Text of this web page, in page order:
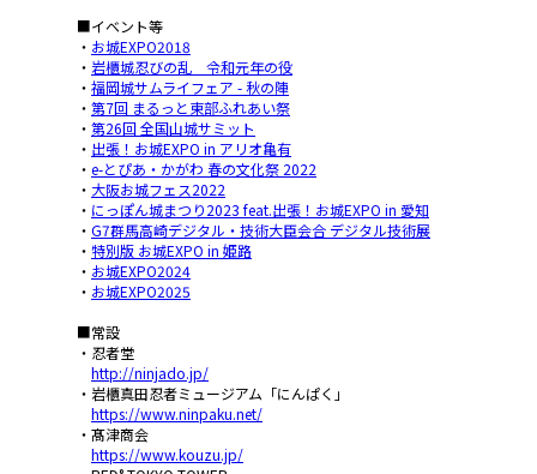
■イベント等
・ お城EXPO2018
・ 岩櫃城忍びの乱 令和元年の役
・ 福岡城サムライフェア - 秋の陣
・ 第7回 まるっと東部ふれあい祭
・ 第26回 全国山城サミット
・ 出張！お城EXPO in アリオ亀有
・ e-とぴあ・かがわ 春の文化祭 2022
・ 大阪お城フェス2022
・ にっぽん城まつり2023 feat.出張！お城EXPO in 愛知
・ G7群馬高崎デジタル・技術大臣会合 デジタル技術展
・ 特別版 お城EXPO in 姫路
・ お城EXPO2024
・ お城EXPO2025
■常設
・忍者堂
http://ninjado.jp/
・岩櫃真田忍者ミュージアム「にんぱく」
https://www.ninpaku.net/
・髙津商会
https://www.kouzu.jp/